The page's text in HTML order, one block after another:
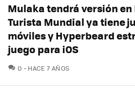
Mulaka tendrá versión en
Turista Mundial ya tiene
móviles y Hyperbeard
juego para iOS
0 COMENTARIOS
HACE 7 AÑOS